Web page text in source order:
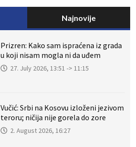
Najnovije
Prizren: Kako sam ispraćena iz grada
u koji nisam mogla ni da uđem
27. July 2026, 13:51 -> 11:15
Vučić: Srbi na Kosovu izloženi jezivom
teroru; ničija nije gorela do zore
2. August 2026, 16:27